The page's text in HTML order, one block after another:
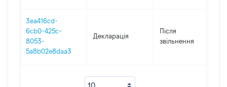
3ea416cd-
6cb0-425c-
8053-
5a8b02e8daa3
Декларація
Після
звільнення